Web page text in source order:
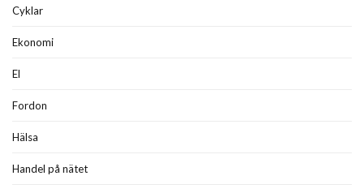
Cyklar
Ekonomi
El
Fordon
Hälsa
Handel på nätet